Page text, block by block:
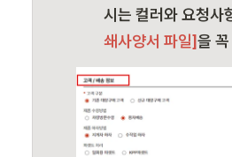
시는 컬러와 요청사
쇄사양서 파일]을